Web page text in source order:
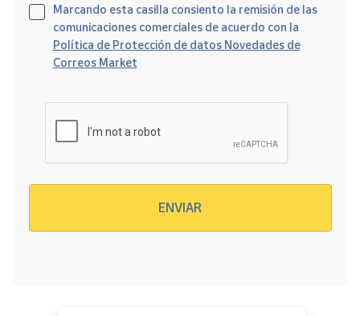
Marcando esta casilla consiento la remisión de las
comunicaciones comerciales de acuerdo con la
Política de Protección de datos Novedades de
Correos Market
ENVIAR